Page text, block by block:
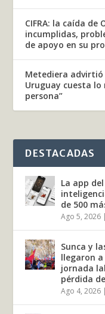
CIFRA: la caída
incumplidas,
de apoyo en su
Metediera advirtió
Uruguay cuesta
persona”
DESTACADAS
La app
de 500
Ago 5, 2026 |
Sunca y
llegaron
jornada
pérdida
Ago 4, 2026 |